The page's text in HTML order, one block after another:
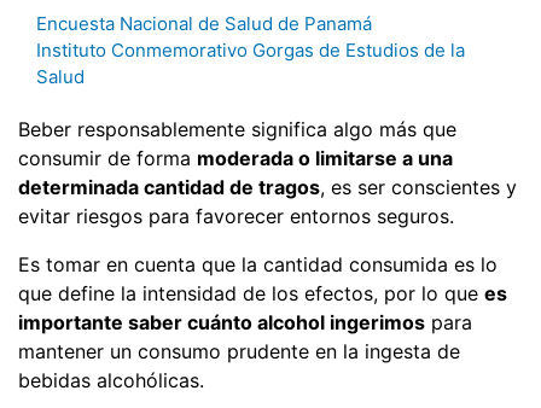
Encuesta Nacional de Salud de Panamá
Instituto Conmemorativo Gorgas de Estudios de la
Salud
Beber responsablemente significa algo más que
consumir de forma moderada o limitarse a una
determinada cantidad de tragos, es ser conscientes y
evitar riesgos para favorecer entornos seguros.
Es tomar en cuenta que la cantidad consumida es lo
que define la intensidad de los efectos, por lo que es
importante saber cuánto alcohol ingerimos para
mantener un consumo prudente en la ingesta de
bebidas alcohólicas.